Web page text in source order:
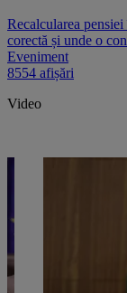
Recalcularea
corectă și unde o
Eveniment
8554 afișări
Video